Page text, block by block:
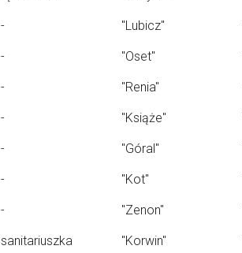
- "Lubicz"
- "Oset"
- "Renia"
- "Książe"
- "Góral"
- "Kot"
- "Zenon"
sanitariuszka "Korwin"